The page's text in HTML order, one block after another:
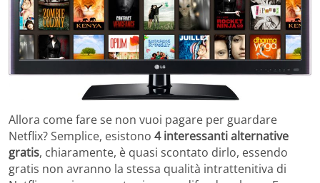
Allora come fare se non vuoi pagare per guardare
Netflix? Semplice, esistono 4 interessanti alternative
gratis, chiaramente, è quasi scontato dirlo, essendo
gratis non avranno la stessa qualità intrattenitiva di